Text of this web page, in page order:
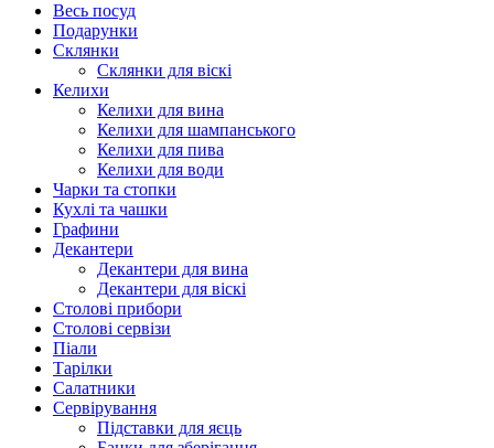
Весь посуд
Подарунки
Склянки
Склянки для віскі
Келихи
Келихи для вина
Келихи для шампанського
Келихи для пива
Келихи для води
Чарки та стопки
Кухлі та чашки
Графини
Декантери
Декантери для вина
Декантери для віскі
Столові прибори
Столові сервізи
Піали
Тарілки
Салатники
Сервірування
Підставки для яєць